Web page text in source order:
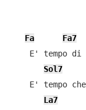
Fa Fa7
E' tempo di
Sol7
E' tempo
La7